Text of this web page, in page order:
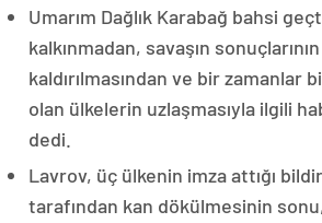
Umarım Dağlık Karabağ bahsi
kalkınmadan, savaşın
kaldırılmasından ve bir zamanlar
olan ülkelerin uzlaşmasıyla ilgili
dedi.
Lavrov, üç ülkenin imza attığı
tarafından kan dökülmesinin